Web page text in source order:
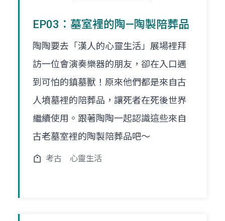
EP03：墓室裡的陶—陶製陪葬品
陶陶要去「漢人的心靈生活」展場裡拜
訪一位會演奏樂器的朋友，卻在入口遇
到可怕的鎮墓獸！原來他們都是來自古
人墳墓裡的陪葬品，讓死者在死後世界
繼續使用。跟著陶陶一起認識這些來自
古老墓室裡的陶製陪葬品吧～
考古 心靈生活